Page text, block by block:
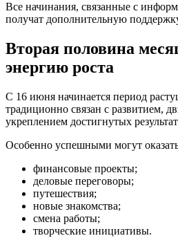
Все начинания, связанные с
получат дополнительную
Вторая половина
энергию роста
С 16 июня начинается период
традиционно связан с развитием,
укреплением достигнутых
Особенно успешными могут
финансовые проекты;
деловые переговоры;
путешествия;
новые знакомства;
смена работы;
творческие инициативы.